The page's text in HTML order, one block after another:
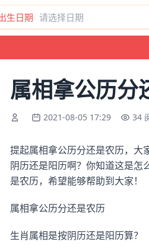
生日期
属相拿公历分
2021-08-05 17:29 34
提起属相拿公历分还是农历，大
阴历还是阳历啊？你知道这是怎
是农历，希望能够帮助到大家！
属相拿公历分还是农历
生肖属相是按阴历还是阳历算？